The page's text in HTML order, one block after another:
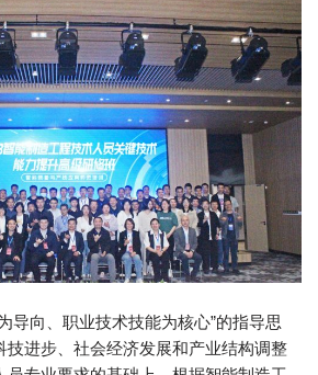
导向、职业技术技能为核心”的指导思
技进步、社会经济发展和产业结构调整